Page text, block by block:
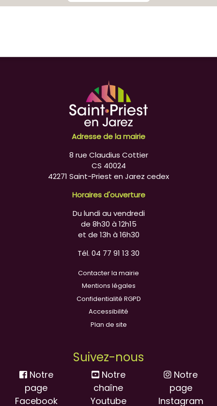
Adresse de la mairie
8 rue Claudius Cottier
CS 40024
42271 Saint-Priest en Jarez cedex
Horaires d'ouverture
Du lundi au vendredi
de 8h30 à 12h15
et de 13h à 16h30
Tél. 04 77 91 13 30
Contacter la mairie
Mentions légales
Confidentialité RGPD
Accessibilité
Plan de site
Suivez-nous
Notre
page
Facebook
Notre
chaîne
Youtube
Notre
page
Instagram